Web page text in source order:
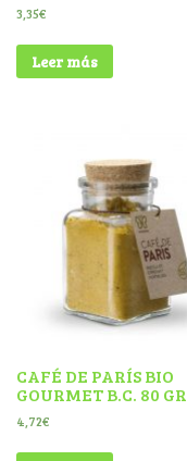
3,35€
Leer más
CAFÉ DE PARÍS BIO
GOURMET B.C. 80
4,72€